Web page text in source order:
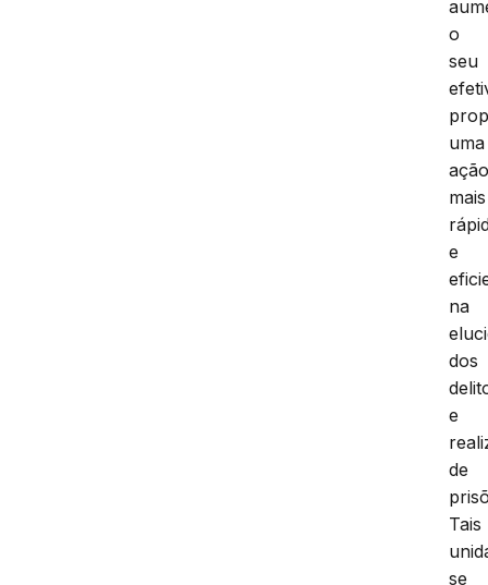
o
seu
uma
mais
e
na
dos
e
de
Tais
se